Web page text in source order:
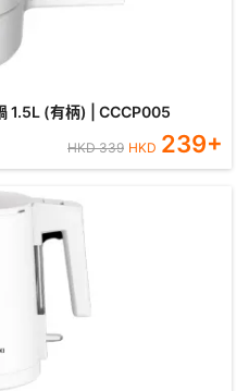
Codes Codes - 智能迷你電煮鍋 1.5L (有柄) | CCCP005
HKD339 HKD 239+